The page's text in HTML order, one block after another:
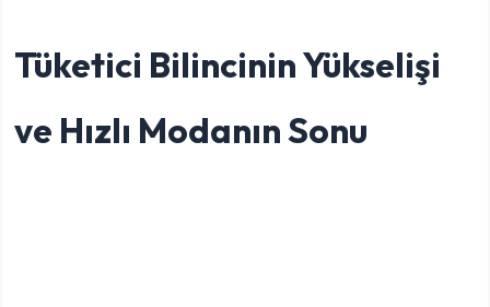
Tüketici Bilincinin Yükselişi
ve Hızlı Modanın Sonu